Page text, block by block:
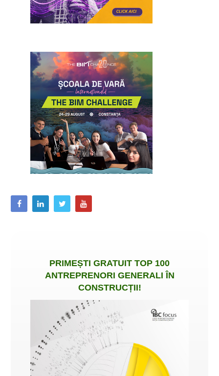
PRIMEȘTI GRATUIT TOP 100
ANTREPRENORI GENERALI ÎN
CONSTRUCȚII!